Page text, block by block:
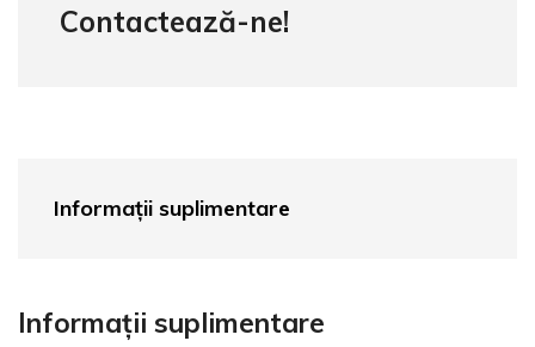
Contactează-ne!
Informații suplimentare
Informații suplimentare